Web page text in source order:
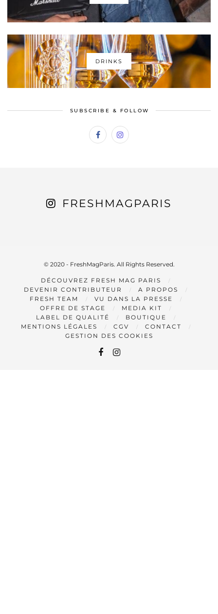
DRINKS
SUBSCRIBE & FOLLOW
FRESHMAGPARIS
© 2020 - FreshMagParis. All Rights Reserved.
DÉCOUVREZ FRESH MAG PARIS
DEVENIR CONTRIBUTEUR
A PROPOS
FRESH TEAM
VU DANS LA PRESSE
OFFRE DE STAGE
MEDIA KIT
LABEL DE QUALITÉ
BOUTIQUE
MENTIONS LÉGALES
CGV
CONTACT
GESTION DES COOKIES